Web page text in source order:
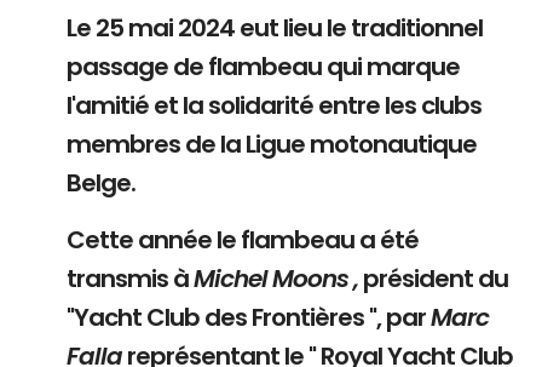
Le 25 mai 2024 eut lieu le traditionnel
passage de flambeau qui marque
l'amitié et la solidarité entre les clubs
membres de la Ligue motonautique
Belge.
Cette année le flambeau a été
transmis àMichel Moons ,président du
"Yacht Club des Frontières ", parMarc
Fallareprésentant le " Royal Yacht Club